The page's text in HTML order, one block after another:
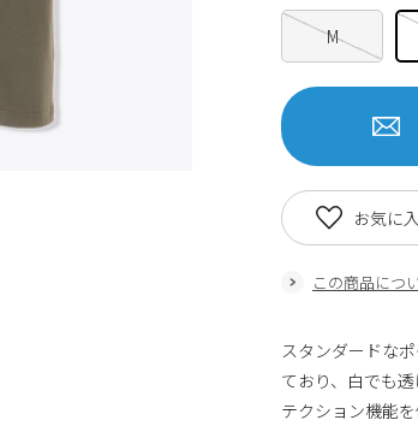
M
この商品につ
お気に
スタンダードな
ており、白でも
テクション機能